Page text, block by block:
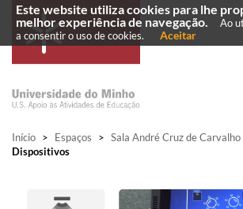
Início > Espaços > Sala André Cruz de Carvalho
Dispositivos
Este website utiliza cookies para lhe
melhor experiência de navegação.
Ao
a consentir o uso de cookies.
Aceitar